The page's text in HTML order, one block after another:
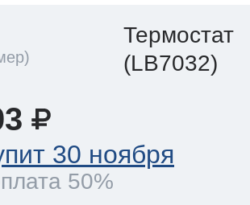
Термостат
(LB7032)
30 ноября
50%